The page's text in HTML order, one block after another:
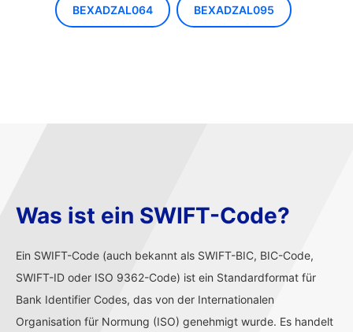
BEXADZAL064 BEXADZAL095
Was ist ein SWIFT-Code?
Ein SWIFT-Code (auch bekannt als SWIFT-BIC, BIC-Code,
SWIFT-ID oder ISO 9362-Code) ist ein Standardformat für
Bank Identifier Codes, das von der Internationalen
Organisation für Normung (ISO) genehmigt wurde. Es handelt